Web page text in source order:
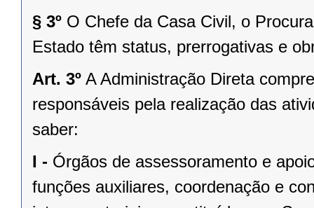
§ 3º O Chefe da Casa Civil, o
Estado têm status, prerrogativas e
Art. 3º A Administração Direta
responsáveis pela realização das
saber:
I - Órgãos de assessoramento e
funções auxiliares, coordenação e